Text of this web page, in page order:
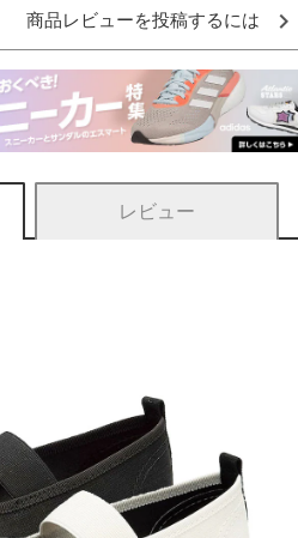
商品レビューを投稿するには
レビュー